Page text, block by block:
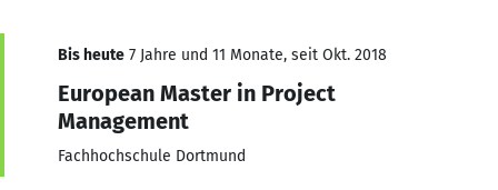
Bis heute 7 Jahre und 11 Monate, seit Okt. 2018
European Master in Project
Management
Fachhochschule Dortmund